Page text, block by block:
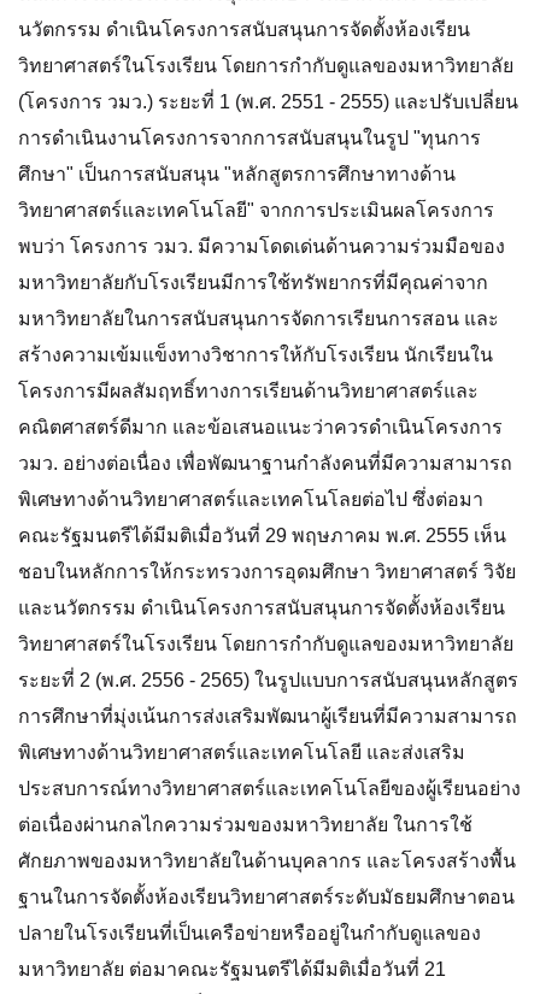
นวัตกรรม ดำเนินโครงการสนับสนุนการจัดตั้งห้องเรียน
วิทยาศาสตร์ในโรงเรียน โดยการกำกับดูแลของมหาวิทยาลัย
(โครงการ วมว.) ระยะที่ 1 (พ.ศ. 2551 - 2555) และปรับเปลี่ยน
การดำเนินงานโครงการจากการสนับสนุนในรูป "ทุนการ
ศึกษา" เป็นการสนับสนุน "หลักสูตรการศึกษาทางด้าน
วิทยาศาสตร์และเทคโนโลยี" จากการประเมินผลโครงการ
พบว่า โครงการ วมว. มีความโดดเด่นด้านความร่วมมือของ
มหาวิทยาลัยกับโรงเรียนมีการใช้ทรัพยากรที่มีคุณค่าจาก
มหาวิทยาลัยในการสนับสนุนการจัดการเรียนการสอน และ
สร้างความเข้มแข็งทางวิชาการให้กับโรงเรียน นักเรียนใน
โครงการมีผลสัมฤทธิ์ทางการเรียนด้านวิทยาศาสตร์และ
คณิตศาสตร์ดีมาก และข้อเสนอแนะว่าควรดำเนินโครงการ
วมว. อย่างต่อเนื่อง เพื่อพัฒนาฐานกำลังคนที่มีความสามารถ
พิเศษทางด้านวิทยาศาสตร์และเทคโนโลยต่อไป ซึ่งต่อมา
คณะรัฐมนตรีได้มีมติเมื่อวันที่ 29 พฤษภาคม พ.ศ. 2555 เห็น
ชอบในหลักการให้กระทรวงการอุดมศึกษา วิทยาศาสตร์ วิจัย
และนวัตกรรม ดำเนินโครงการสนับสนุนการจัดตั้งห้องเรียน
วิทยาศาสตร์ในโรงเรียน โดยการกำกับดูแลของมหาวิทยาลัย
ระยะที่ 2 (พ.ศ. 2556 - 2565) ในรูปแบบการสนับสนุนหลักสูตร
การศึกษาที่มุ่งเน้นการส่งเสริมพัฒนาผู้เรียนที่มีความสามารถ
พิเศษทางด้านวิทยาศาสตร์และเทคโนโลยี และส่งเสริม
ประสบการณ์ทางวิทยาศาสตร์และเทคโนโลยีของผู้เรียนอย่าง
ต่อเนื่องผ่านกลไกความร่วมของมหาวิทยาลัย ในการใช้
ศักยภาพของมหาวิทยาลัยในด้านบุคลากร และโครงสร้างพื้น
ฐานในการจัดตั้งห้องเรียนวิทยาศาสตร์ระดับมัธยมศึกษาตอน
ปลายในโรงเรียนที่เป็นเครือข่ายหรืออยู่ในกำกับดูแลของ
มหาวิทยาลัย ต่อมาคณะรัฐมนตรีได้มีมติเมื่อวันที่ 21